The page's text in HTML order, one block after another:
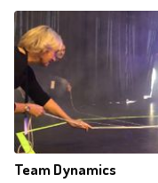
Team Dynamics